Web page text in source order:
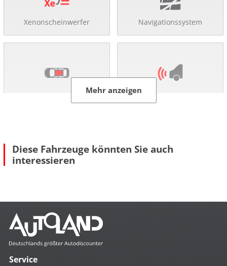
Xenonscheinwerfer Navigationssystem
Mehr anzeigen
Komfort
4x el. Fensterheber
autom. abblendender Innenspiegel
Mehr anzeigen
Diese Fahrzeuge könnten Sie auch
interessieren
Service